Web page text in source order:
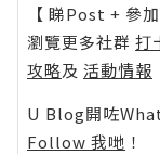
【 睇Post + 參
瀏覽更多社群 打
攻略及 活動情報
U Blog開咗
Follow 我哋 ！